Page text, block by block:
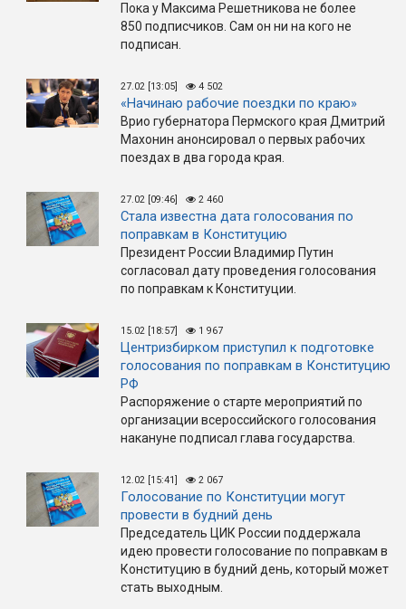
Пока у Максима Решетникова не более
850 подписчиков. Сам он ни на кого не
подписан.
27.02 [13:05] 4 502
«Начинаю рабочие поездки по краю»
Врио губернатора Пермского края Дмитрий
Махонин анонсировал о первых рабочих
поездах в два города края.
27.02 [09:46] 2 460
Стала известна дата голосования по
поправкам в Конституцию
Президент России Владимир Путин
согласовал дату проведения голосования
по поправкам к Конституции.
15.02 [18:57] 1 967
Центризбирком приступил к подготовке
голосования по поправкам в Конституцию
РФ
Распоряжение о старте мероприятий по
организации всероссийского голосования
накануне подписал глава государства.
12.02 [15:41] 2 067
Голосование по Конституции могут
провести в будний день
Председатель ЦИК России поддержала
идею провести голосование по поправкам в
Конституцию в будний день, который может
стать выходным.